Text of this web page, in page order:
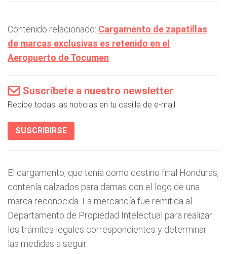
Contenido relacionado: Cargamento de zapatillas
de marcas exclusivas es retenido en el
Aeropuerto de Tocumen
Suscríbete a nuestro newsletter
Recibe todas las noticias en tu casilla de e-mail.
SUSCRIBIRSE
El cargamento, que tenía como destino final Honduras,
contenía calzados para damas con el logo de una
marca reconocida. La mercancía fue remitida al
Departamento de Propiedad Intelectual para realizar
los trámites legales correspondientes y determinar
las medidas a seguir.